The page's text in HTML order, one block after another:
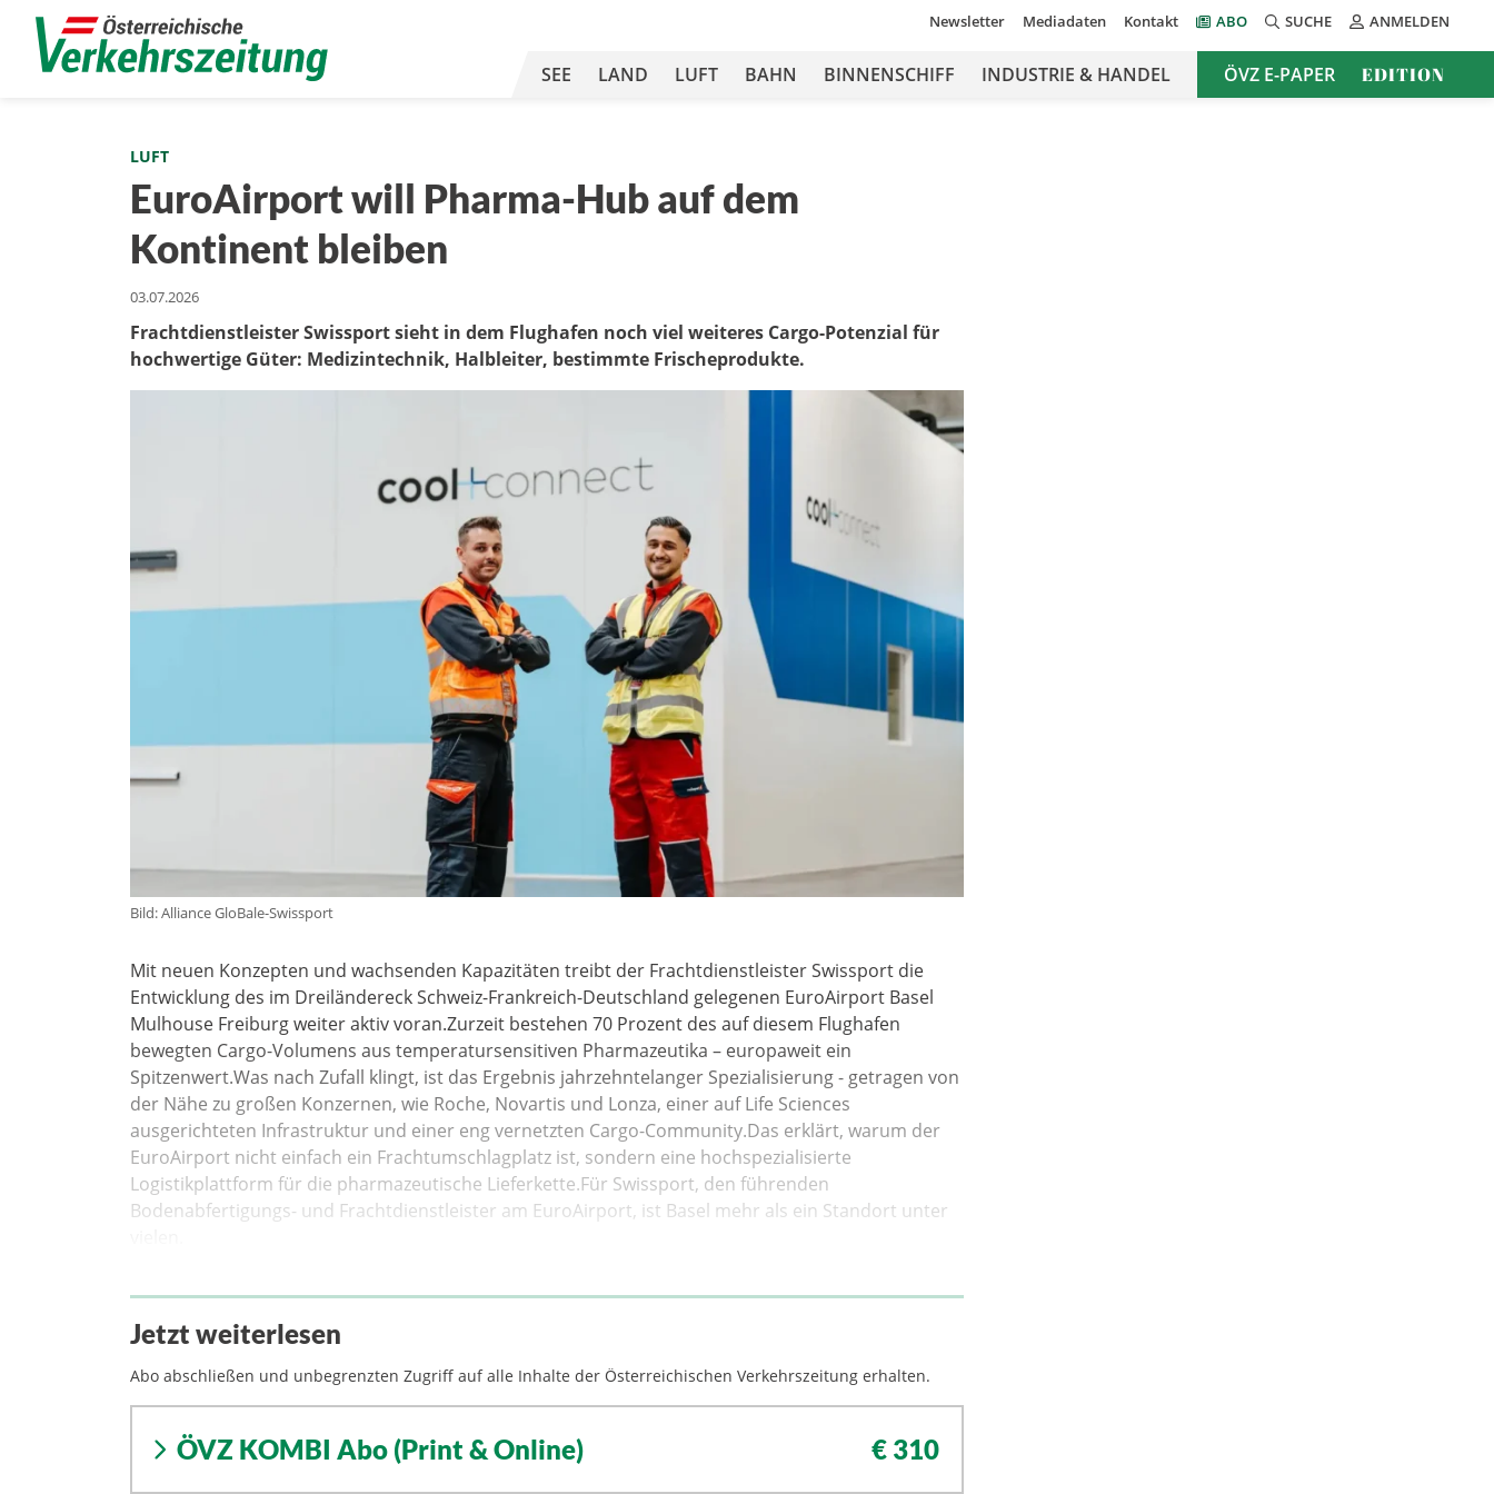
Newsletter Mediadaten Kontakt ABO SUCHE ANMELDEN
SEE LAND LUFT BAHN BINNENSCHIFF INDUSTRIE & HANDEL ÖVZ E-PAPER EDITION
LUFT
EuroAirport will Pharma-Hub auf dem
Kontinent bleiben
03.07.2026
Frachtdienstleister Swissport sieht in dem Flughafen noch viel weiteres Cargo-Potenzial für
hochwertige Güter: Medizintechnik, Halbleiter, bestimmte Frischeprodukte.
Bild: Alliance GloBale-Swissport
Mit neuen Konzepten und wachsenden Kapazitäten treibt der Frachtdienstleister Swissport die
Entwicklung des im Dreiländereck Schweiz-Frankreich-Deutschland gelegenen EuroAirport Basel
Mulhouse Freiburg weiter aktiv voran.Zurzeit bestehen 70 Prozent des auf diesem Flughafen
bewegten Cargo-Volumens aus temperatursensitiven Pharmazeutika – europaweit ein
Spitzenwert.Was nach Zufall klingt, ist das Ergebnis jahrzehntelanger Spezialisierung - getragen von
der Nähe zu großen Konzernen, wie Roche, Novartis und Lonza, einer auf Life Sciences
ausgerichteten Infrastruktur und einer eng vernetzten Cargo-Community.Das erklärt, warum der
EuroAirport nicht einfach ein Frachtumschlagplatz ist, sondern eine hochspezialisierte
Logistikplattform für die pharmazeutische Lieferkette.Für Swissport, den führenden
Bodenabfertigungs- und Frachtdienstleister am EuroAirport, ist Basel mehr als ein Standort unter
Jetzt weiterlesen
Abo abschließen und unbegrenzten Zugriff auf alle Inhalte der Österreichischen Verkehrszeitung erhalten.
ÖVZ KOMBI Abo (Print & Online) € 310